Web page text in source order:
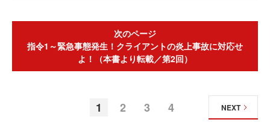
次のページ
指令1～緊急事態発生！クライアントの炎上事故に対応せ
よ！（本書より転載／第2回）
1 2 3 4 NEXT